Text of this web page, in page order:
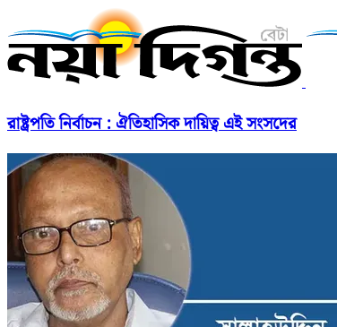
রাষ্ট্রপতি নির্বাচন : ঐতিহাসিক দায়িত্ব এই সংসদের